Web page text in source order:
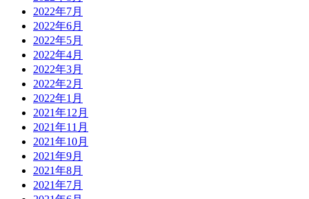
2022年7月
2022年6月
2022年5月
2022年4月
2022年3月
2022年2月
2022年1月
2021年12月
2021年11月
2021年10月
2021年9月
2021年8月
2021年7月